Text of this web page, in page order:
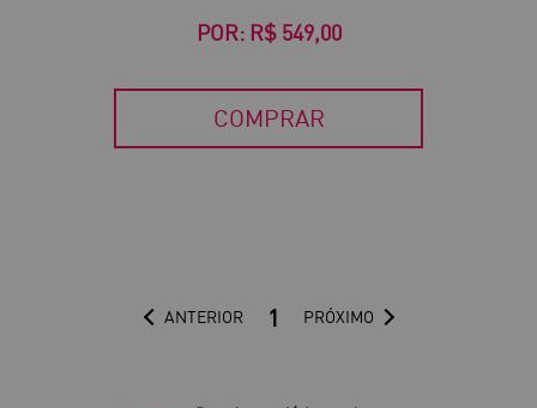
POR: R$ 549,00
COMPRAR
ANTERIOR 1 PRÓXIMO